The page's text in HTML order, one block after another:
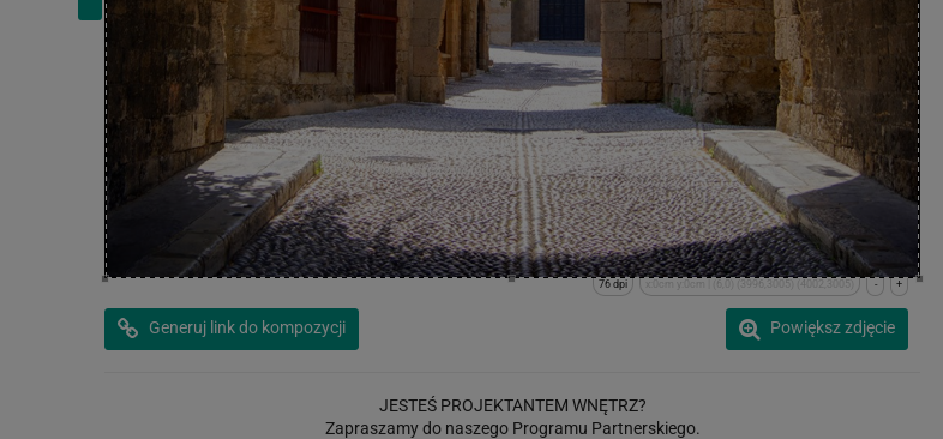
+
-
x:0cm y:0cm | (6,0) (3996,3005) (4002,3005)
76 dpi
Powiększ zdjęcie
Generuj link do kompozycji
JESTEŚ PROJEKTANTEM WNĘTRZ?
Zapraszamy do naszego Programu Partnerskiego.